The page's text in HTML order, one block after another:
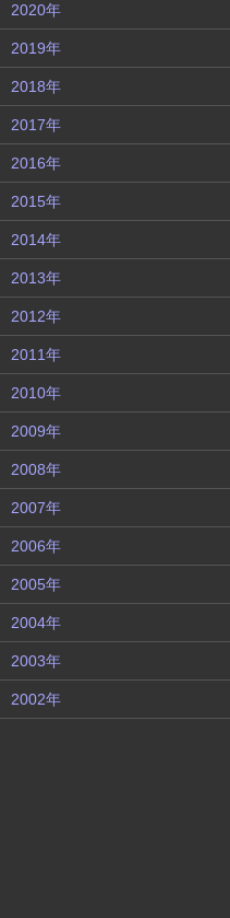
2020年
2019年
2018年
2017年
2016年
2015年
2014年
2013年
2012年
2011年
2010年
2009年
2008年
2007年
2006年
2005年
2004年
2003年
2002年